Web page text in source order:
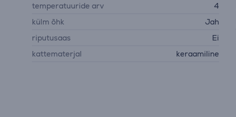
temperatuuride arv
4
külm õhk
Jah
riputusaas
Ei
kattematerjal
keraamiline